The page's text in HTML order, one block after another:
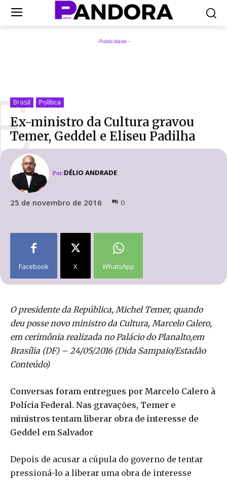
-Publicidade -
Brasil Política
Ex-ministro da Cultura gravou
Temer, Geddel e Eliseu Padilha
Por:DÉLIO ANDRADE
25 de novembro de 2016 0
Facebook X WhatsApp
O presidente da República, Michel Temer, quando
deu posse novo ministro da Cultura, Marcelo Calero,
em cerimônia realizada no Palácio do Planalto,em
Brasília (DF) – 24/05/2016 (Dida Sampaio/Estadão
Conteúdo)
Conversas foram entregues por Marcelo Calero à
Polícia Federal. Nas gravações, Temer e
ministros tentam liberar obra de interesse de
Geddel em Salvador
Depois de acusar a cúpula do governo de tentar
pressioná-lo a liberar uma obra de interesse